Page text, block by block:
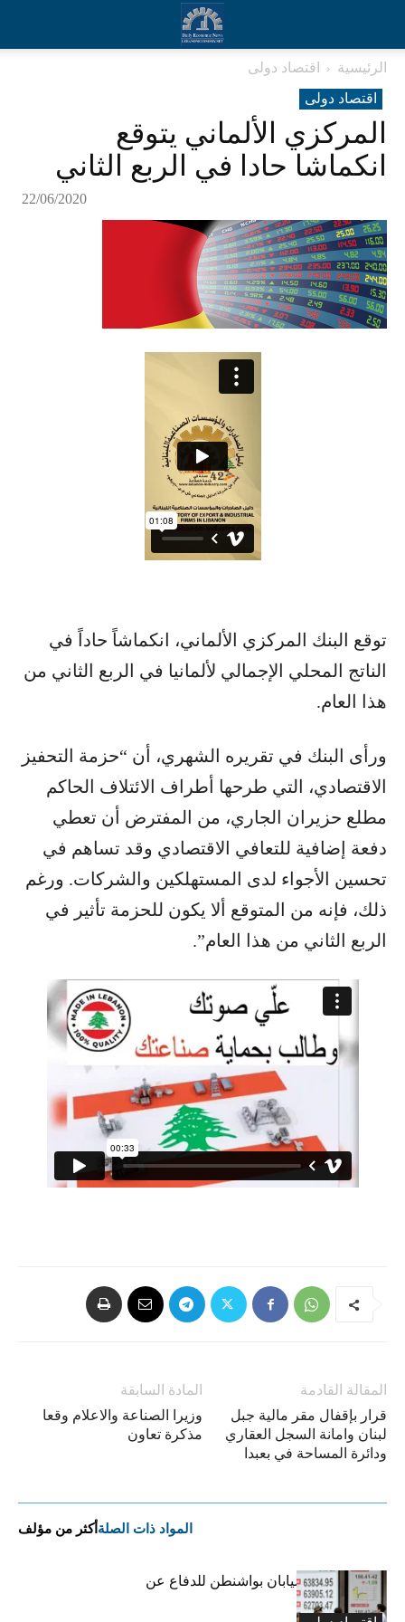
الرئيسية
اقتصاد دولی
اقتصاد دولی
المركزي الألماني يتوقع
انكماشا حادا في الربع الثاني
22/06/2020
توقع ​البنك المركزي الألماني​، انكماشاً حاداً في ​
الناتج المحلي​ الإجمالي لألمانيا في الربع الثاني من
هذا العام.
ورأى البنك في تقريره الشهري، أن “حزمة التحفيز
الاقتصادي، التي طرحها أطراف الائتلاف الحاكم
مطلع حزيران الجاري، من المفترض أن تعطي
دفعة إضافية للتعافي الاقتصادي وقد تساهم في
تحسين الأجواء لدى المستهلكين والشركات. ورغم
ذلك، فإنه من المتوقع ألا يكون للحزمة تأثير في
الربع الثاني من هذا العام”.
المادة السابقة
وزيرا الصناعة والاعلام وقعا
مذكرة تعاون
المقالة القادمة
قرار بإقفال مقر مالية جبل
لبنان وامانة السجل العقاري
ودائرة المساحة في بعبدا
المواد ذات الصلة أكثر من مؤلف
لماذا استعانت اليابان بواشنطن للدفاع عن
الين؟